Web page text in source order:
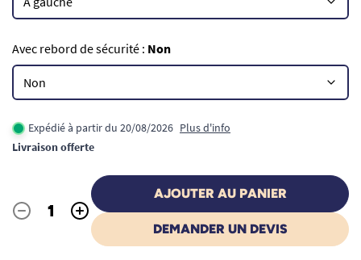
Avec rebord de sécurité : Non
Expédié à partir du 20/08/2026 Plus d'info
Livraison offerte
Quantité
- +
AJOUTER AU PANIER
DEMANDER UN DEVIS